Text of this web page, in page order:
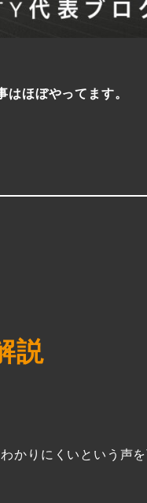
ほぼやってます。
説
かりにくいという声